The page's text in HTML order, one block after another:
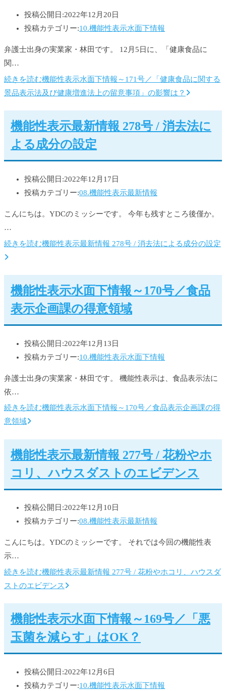
投稿公開日:2022年12月20日
投稿カテゴリー:10.機能性表示水面下情報
弁護士出身の実業家・林田です。 12月5日に、「健康食品に
関…
続きを読む機能性表示水面下情報～171号／「健康食品に関する
景品表示法及び健康増進法上の留意事項」の影響は？
機能性表示最新情報 278号 / 消去法に
よる成分の設定
投稿公開日:2022年12月17日
投稿カテゴリー:08.機能性表示最新情報
こんにちは。YDCのミッシーです。 今年も残すところ後僅か。
…
続きを読む機能性表示最新情報 278号 / 消去法による成分の設定
機能性表示水面下情報～170号／食品
表示企画課の得意領域
投稿公開日:2022年12月13日
投稿カテゴリー:10.機能性表示水面下情報
弁護士出身の実業家・林田です。 機能性表示は、食品表示法に
依…
続きを読む機能性表示水面下情報～170号／食品表示企画課の得
意領域
機能性表示最新情報 277号 / 花粉やホ
コリ、ハウスダストのエビデンス
投稿公開日:2022年12月10日
投稿カテゴリー:08.機能性表示最新情報
こんにちは。YDCのミッシーです。 それでは今回の機能性表
示…
続きを読む機能性表示最新情報 277号 / 花粉やホコリ、ハウスダ
ストのエビデンス
機能性表示水面下情報～169号／「悪
玉菌を減らす」はOK？
投稿公開日:2022年12月6日
投稿カテゴリー:10.機能性表示水面下情報